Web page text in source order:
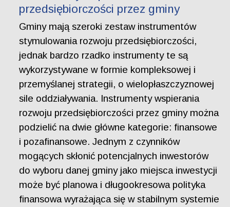
przedsiębiorczości przez gminy
Gminy mają szeroki zestaw instrumentów
stymulowania rozwoju przedsiębiorczości,
jednak bardzo rzadko instrumenty te są
wykorzystywane w formie kompleksowej i
przemyślanej strategii, o wielopłaszczyznowej
sile oddziaływania. Instrumenty wspierania
rozwoju przedsiębiorczości przez gminy można
podzielić na dwie główne kategorie: finansowe
i pozafinansowe. Jednym z czynników
mogących skłonić potencjalnych inwestorów
do wyboru danej gminy jako miejsca inwestycji
może być planowa i długookresowa polityka
finansowa wyrażająca się w stabilnym systemie